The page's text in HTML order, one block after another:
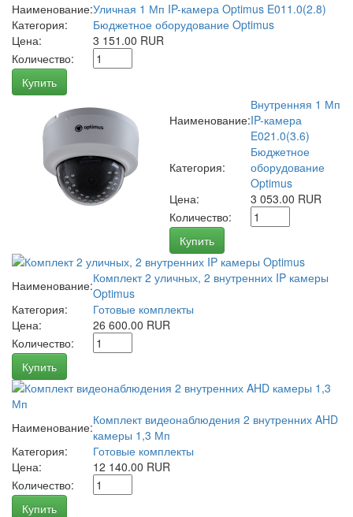
Наименование:Уличная 1 Мп IP-камера Optimus E011.0(2.8)
Категория:
Бюджетное оборудование Optimus
Цена:
3 151.00 RUR
Количество:
Купить
Наименование:
Внутренняя 1 Мп
IP-камера
E021.0(3.6)
Категория:
Бюджетное
оборудование
Optimus
Цена:
3 053.00 RUR
Количество:
Купить
Наименование:Комплект 2 уличных, 2 внутренних IP камеры
Optimus
Категория:
Готовые комплекты
Цена:
26 600.00 RUR
Количество:
Купить
Наименование:Комплект видеонаблюдения 2 внутренних AHD
камеры 1,3 Мп
Категория:
Готовые комплекты
Цена:
12 140.00 RUR
Количество:
Купить